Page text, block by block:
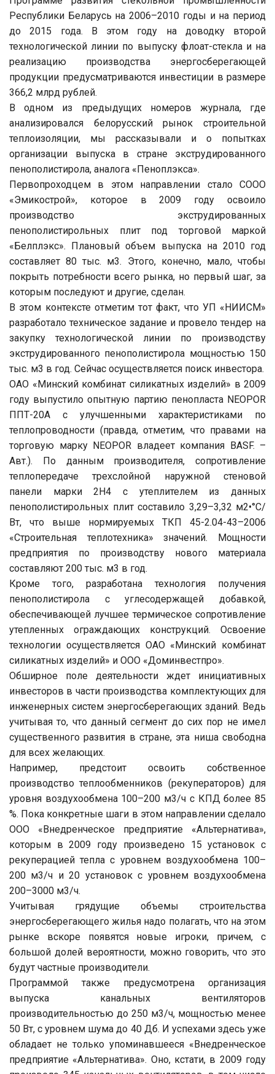
Республики Беларусь на 2006–2010 годы и на период
до 2015 года. В этом году на доводку второй
технологической линии по выпуску флоат-стекла и на
реализацию производства энергосберегающей
продукции предусматриваются инвестиции в размере
366,2 млрд рублей.
В одном из предыдущих номеров журнала, где
анализировался белорусский рынок строительной
теплоизоляции, мы рассказывали и о попытках
организации выпуска в стране экструдированного
пенополистирола, аналога «Пеноплэкса».
Первопроходцем в этом направлении стало СООО
«Эмикострой», которое в 2009 году освоило
производство экструдированных
пенополистирольных плит под торговой маркой
«Белплэкс». Плановый объем выпуска на 2010 год
составляет 80 тыс. м3. Этого, конечно, мало, чтобы
покрыть потребности всего рынка, но первый шаг, за
которым последуют и другие, сделан.
В этом контексте отметим тот факт, что УП «НИИСМ»
разработало техническое задание и провело тендер на
закупку технологической линии по производству
экструдированного пенополистирола мощностью 150
тыс. м3 в год. Сейчас осуществляется поиск инвестора.
ОАО «Минский комбинат силикатных изделий» в 2009
году выпустило опытную партию пенопласта NEOPOR
ППТ-20А с улучшенными характеристиками по
теплопроводности (правда, отметим, что правами на
торговую марку NEOPOR владеет компания BASF. –
Авт.). По данным производителя, сопротивление
теплопередаче трехслойной наружной стеновой
панели марки 2Н4 с утеплителем из данных
пенополистирольных плит составило 3,29–3,32 м2•°С/
Вт, что выше нормируемых ТКП 45-2.04-43–2006
«Строительная теплотехника» значений. Мощности
предприятия по производству нового материала
составляют 200 тыс. м3 в год.
Кроме того, разработана технология получения
пенополистирола с углесодержащей добавкой,
обеспечивающей лучшее термическое сопротивление
утепленных ограждающих конструкций. Освоение
технологии осуществляется ОАО «Минский комбинат
силикатных изделий» и ООО «Доминвестпро».
Обширное поле деятельности ждет инициативных
инвесторов в части производства комплектующих для
инженерных систем энергосберегающих зданий. Ведь
учитывая то, что данный сегмент до сих пор не имел
существенного развития в стране, эта ниша свободна
для всех желающих.
Например, предстоит освоить собственное
производство теплообменников (рекуператоров) для
уровня воздухообмена 100–200 м3/ч с КПД более 85
%. Пока конкретные шаги в этом направлении сделало
ООО «Внедренческое предприятие «Альтернатива»,
которым в 2009 году произведено 15 установок с
рекуперацией тепла с уровнем воздухообмена 100–
200 м3/ч и 20 установок с уровнем воздухообмена
200–3000 м3/ч.
Учитывая грядущие объемы строительства
энергосберегающего жилья надо полагать, что на этом
рынке вскоре появятся новые игроки, причем, с
большой долей вероятности, можно говорить, что это
будут частные производители.
Программой также предусмотрена организация
выпуска канальных вентиляторов
производительностью до 250 м3/ч, мощностью менее
50 Вт, с уровнем шума до 40 Дб. И успехами здесь уже
обладает не только упоминавшееся «Внедренческое
предприятие «Альтернатива». Оно, кстати, в 2009 году